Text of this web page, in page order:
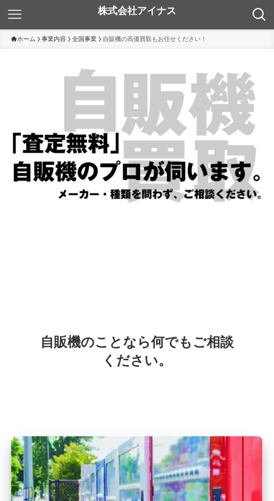
ホーム 事業内容 全国事業 自販機の高価買取もお任せください！
自販機のことなら何でもご相談
ください。